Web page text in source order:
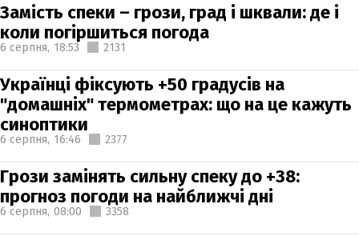
Замість спеки – грози, град і шквали: де і
коли погіршиться погода
6 серпня, 18:53 2131
Українці фіксують +50 градусів на
"домашніх" термометрах: що на це кажуть
синоптики
6 серпня, 16:46 2377
Грози замінять сильну спеку до +38:
прогноз погоди на найближчі дні
6 серпня, 08:00 3358